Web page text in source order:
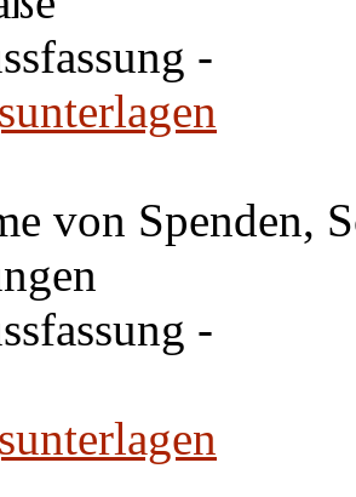
-
von Spenden,
-